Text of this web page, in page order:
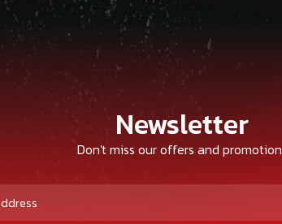
Newsletter
Don't miss our offers and